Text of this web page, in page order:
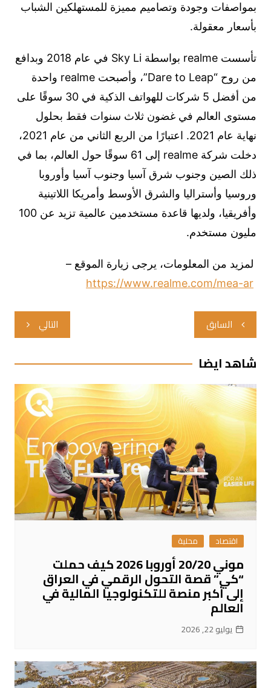
بمواصفات وجودة وتصاميم مميزة للمستهلكين الشباب
بأسعار معقولة.
تأسست realme بواسطة Sky Li في عام 2018 وبدافع
من روح “Dare to Leap”، وأصبحت realme واحدة
من أفضل 5 شركات للهواتف الذكية في 30 سوقًا على
مستوى العالم في غضون ثلاث سنوات فقط بحلول
نهاية عام 2021. اعتبارًا من الربع الثاني من عام 2021،
دخلت شركة realme إلى 61 سوقًا حول العالم، بما في
ذلك الصين وجنوب شرق آسيا وجنوب آسيا وأوروبا
وروسيا وأستراليا والشرق الأوسط وأمريكا اللاتينية
وأفريقيا، ولديها قاعدة مستخدمين عالمية تزيد عن 100
مليون مستخدم.
لمزيد من المعلومات، يرجى زيارة الموقع –
https://www.realme.com/mea-ar
تصفّح
المقالات
السابق التالي
شاهد ايضا
اقتصاد محلية
موني 20/20 أوروبا 2026 كيف حملت
“كي” قصة التحول الرقمي في العراق
إلى أكبر منصة للتكنولوجيا المالية في
العالم
يوليو 22, 2026